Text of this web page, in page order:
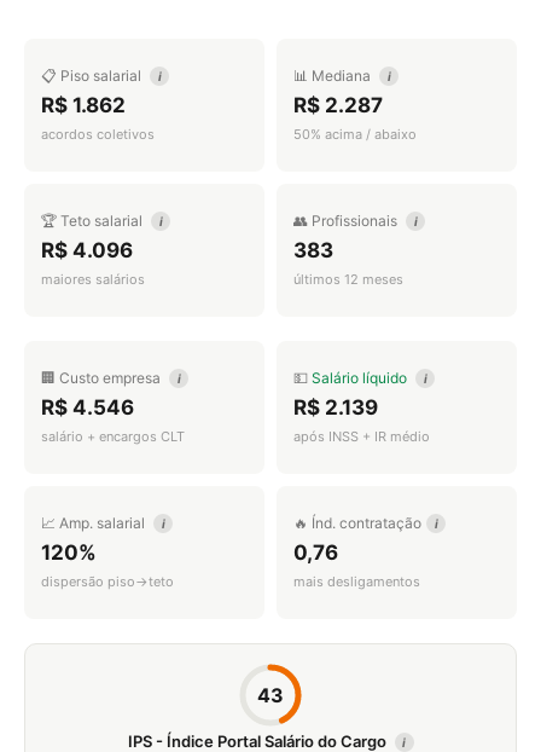
📋 Piso salarial i
R$ 1.862
acordos coletivos
📊 Mediana i
R$ 2.287
50% acima / abaixo
🏆 Teto salarial i
R$ 4.096
maiores salários
👥 Profissionais i
383
últimos 12 meses
🏢 Custo empresa i
R$ 4.546
salário + encargos CLT
💵 Salário líquido i
R$ 2.139
após INSS + IR médio
📈 Amp. salarial i
120%
dispersão piso→teto
🔥 Índ. contratação i
0,76
mais desligamentos
43
IPS - Índice Portal Salário do Cargo i